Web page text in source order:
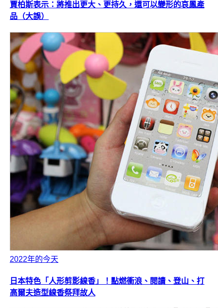
賈柏斯表示：將推出更大、更持久，還可以變形的哀鳳產
品（大誤）
2022年的今天
日本特色「人形剪影線香」！點燃衝浪、閱讀、登山、打
高爾夫造型線香祭拜故人